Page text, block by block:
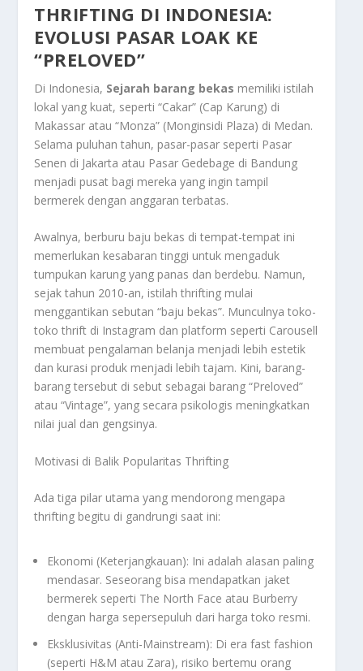
THRIFTING DI INDONESIA:
EVOLUSI PASAR LOAK KE
“PRELOVED”
Di Indonesia, Sejarah barang bekas memiliki istilah
lokal yang kuat, seperti “Cakar” (Cap Karung) di
Makassar atau “Monza” (Monginsidi Plaza) di Medan.
Selama puluhan tahun, pasar-pasar seperti Pasar
Senen di Jakarta atau Pasar Gedebage di Bandung
menjadi pusat bagi mereka yang ingin tampil
bermerek dengan anggaran terbatas.
Awalnya, berburu baju bekas di tempat-tempat ini
memerlukan kesabaran tinggi untuk mengaduk
tumpukan karung yang panas dan berdebu. Namun,
sejak tahun 2010-an, istilahthrifting mulai
menggantikan sebutan “baju bekas”. Munculnya toko-
tokothrift di Instagram dan platform seperti Carousell
membuat pengalaman belanja menjadi lebih estetik
dan kurasi produk menjadi lebih tajam. Kini, barang-
barang tersebut di sebut sebagai barang “Preloved”
atau “Vintage”, yang secara psikologis meningkatkan
nilai jual dan gengsinya.
Motivasi di Balik Popularitas Thrifting
Ada tiga pilar utama yang mendorong mengapa
thrifting begitu di gandrungi saat ini:
Ekonomi (Keterjangkauan): Ini adalah alasan paling
mendasar. Seseorang bisa mendapatkan jaket
bermerek seperti The North Face atau Burberry
dengan harga sepersepuluh dari harga toko resmi.
Eksklusivitas (Anti-Mainstream): Di erafast fashion
(seperti H&M atau Zara), risiko bertemu orang